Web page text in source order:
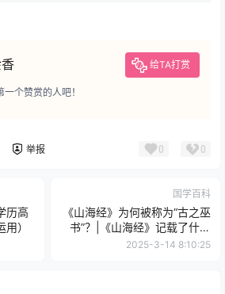
给TA打赏
个赞赏的人吧！
举报 0 0
历高
）
国学百科
《山海经》为何被称为“古之巫
书”？|《山海经》记载了什么
巫术？
2025-3-14 8:10:25